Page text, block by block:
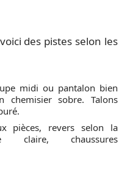
des pistes selon les
midi ou pantalon bien
chemisier sobre. Talons
pièces, revers selon la
claire, chaussures